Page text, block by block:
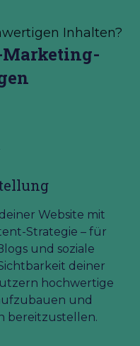
Inhalten?
Marketing-
Website mit
Strategie – für
und soziale
deiner
hochwertige
und
bereitzustellen.